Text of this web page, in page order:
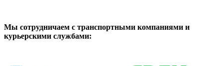
Мы сотрудничаем с транспортными компаниями и
курьерскими службами: